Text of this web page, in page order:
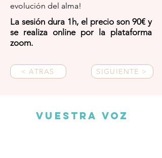
evolución del alma!
La sesión dura 1h, el precio son 90€ y
se realiza online por la plataforma
zoom.
< ATRAS SIGUIENTE >
Vuestra Voz